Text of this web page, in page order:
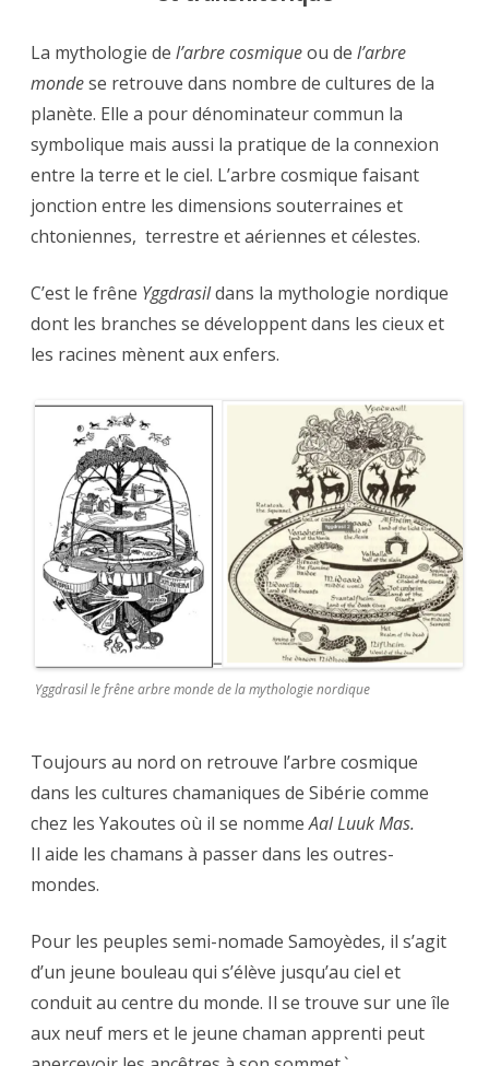
La mythologie de l’arbre cosmiqueou de l’arbre
mondese retrouve dans nombre de cultures de la
planète. Elle a pour dénominateur commun la
symbolique mais aussi la pratique de la connexion
entre la terre et le ciel. L’arbre cosmique faisant
jonction entre les dimensions souterraines et
chtoniennes, terrestre et aériennes et célestes.
C’est le frêne Yggdrasildans la mythologie nordique
dont les branches se développent dans les cieux et
les racines mènent aux enfers.
Yggdrasil le frêne arbre monde de la mythologie nordique
Toujours au nord on retrouve l’arbre cosmique
dans les cultures chamaniques de Sibérie comme
chez les Yakoutes où il se nommeAal Luuk Mas.
Il aide les chamans à passer dans les outres-
mondes.
Pour les peuples semi-nomade Samoyèdes, il s’agit
d’un jeune bouleau qui s’élève jusqu’au ciel et
conduit au centre du monde. Il se trouve sur une île
aux neuf mers et le jeune chaman apprenti peut